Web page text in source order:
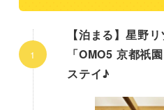
【泊まる】星野
「OMO5 京都祇
ステイ♪